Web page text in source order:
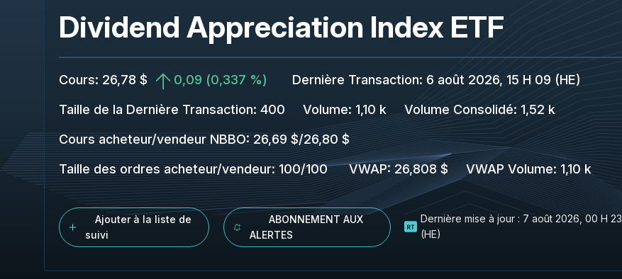
Dividend Appreciation Index ETF
Cours: 26,78 $ 0,09 (0,337 %) Dernière Transaction: 6 août 2026, 15 H 09 (HE)
Taille de la Dernière Transaction: 400 Volume: 1,10 k Volume Consolidé: 1,52 k
Cours acheteur/vendeur NBBO: 26,69 $/26,80 $
Taille des ordres acheteur/vendeur: 100/100 VWAP: 26,808 $ VWAP Volume: 1,10 k
Ajouter à la liste de
suivi
ABONNEMENT AUX
ALERTES
Dernière mise à jour : 7 août 2026, 00 H 23
(HE)